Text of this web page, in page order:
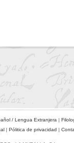
/ Lengua Extranjera |
| Pólitica de privacidad |